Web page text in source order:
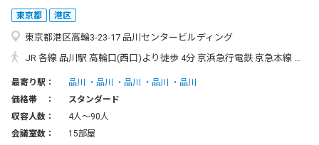
東京都 港区
東京都港区高輪3-23-17 品川センタービルディング
JR 各線 品川駅 高輪口(西口)より徒歩 4分 京浜急行電鉄 京急本線 品川駅 高輪口より徒歩 4分 ◆品川駅 高輪口（西口）からのアクセス◆ 高輪口を出て右手の交番・歩道橋側に進みます。 道なりに進みセブンイレブン前の横断歩道を渡ります。 目の前の「りそな銀行」と「東急リバブル」の間にあるのが、当ビルになります。 ※シナガワサーフィスが目印になります。
最寄り駅： 品川 品川 品川 品川
品川
価格帯 ：
スタンダード
収容人数：
4人〜90人
会議室数：
15部屋